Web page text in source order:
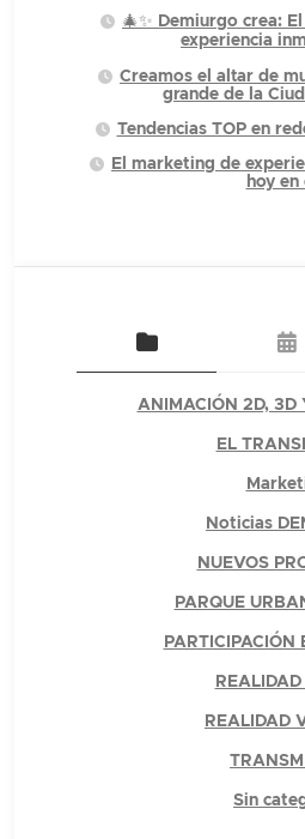
🎄✨ Demiurgo crea:
experiencia
Creamos el altar de
grande de la
Tendencias TOP en
El marketing de
hoy en
ANIMACIÓN 2D, 3D
EL
Noticias
NUEVOS
PARQUE
PARTICIPACIÓN
REALIDAD
Sin